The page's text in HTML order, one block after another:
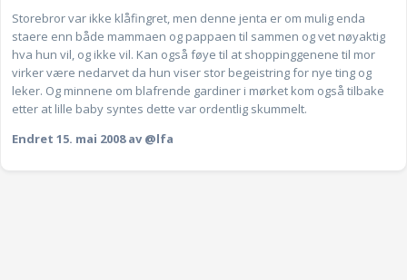
Storebror var ikke klåfingret, men denne jenta er om mulig enda
staere enn både mammaen og pappaen til sammen og vet nøyaktig
hva hun vil, og ikke vil. Kan også føye til at shoppinggenene til mor
virker være nedarvet da hun viser stor begeistring for nye ting og
leker. Og minnene om blafrende gardiner i mørket kom også tilbake
etter at lille baby syntes dette var ordentlig skummelt.
Endret 15. mai 2008av @lfa